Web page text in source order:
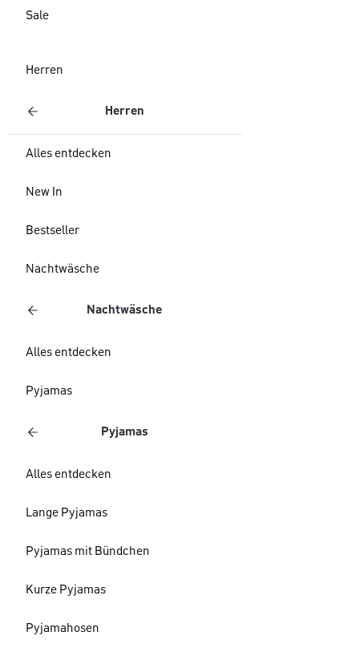
Sale
Herren
Herren
Alles entdecken
New In
Bestseller
Nachtwäsche
Nachtwäsche
Alles entdecken
Pyjamas
Pyjamas
Alles entdecken
Lange Pyjamas
Pyjamas mit Bündchen
Kurze Pyjamas
Pyjamahosen